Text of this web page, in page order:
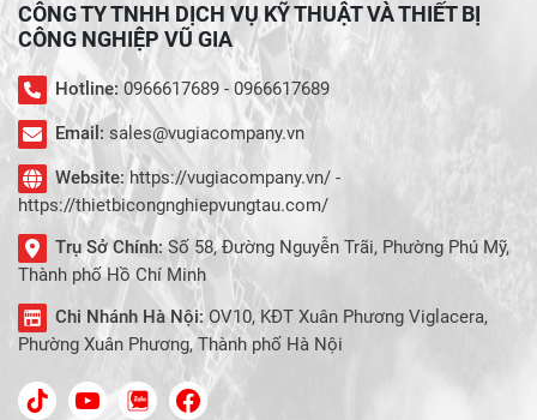
CÔNG TY TNHH DỊCH VỤ KỸ THUẬT VÀ THIẾT BỊ
CÔNG NGHIỆP VŨ GIA
Hotline: 0966617689 - 0966617689
Email: sales@vugiacompany.vn
Website: https://vugiacompany.vn/ -
https://thietbicongnghiepvungtau.com/
Trụ Sở Chính: Số 58, Đường Nguyễn Trãi, Phường Phú Mỹ,
Thành phố Hồ Chí Minh
Chi Nhánh Hà Nội:OV10, KĐT Xuân Phương Viglacera,
Phường Xuân Phương, Thành phố Hà Nội